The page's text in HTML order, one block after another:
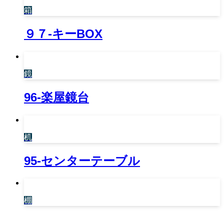
箱
９７-キーBOX
鏡
96-楽屋鏡台
机
95-センターテーブル
棚